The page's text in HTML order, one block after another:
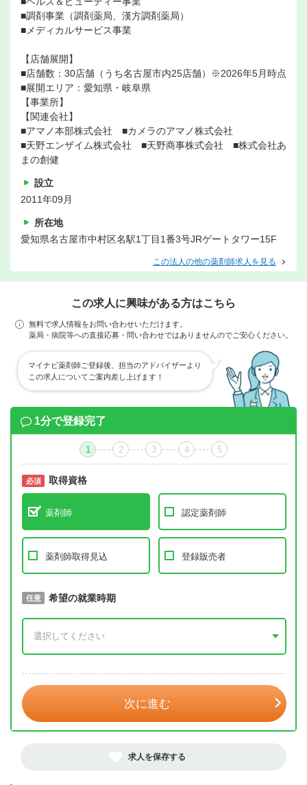
■調剤事業（調剤薬局、漢方調剤薬局）
■メディカルサービス事業
【店舗展開】
■店舗数：30店舗（うち名古屋市内25店舗）※2026年5月時点
■展開エリア：愛知県・岐阜県
【事業所】
【関連会社】
■アマノ本部株式会社 ■カメラのアマノ株式会社
■天野エンザイム株式会社 ■天野商事株式会社 ■株式会社あ
まの創健
設立
2011年09月
所在地
愛知県名古屋市中村区名駅1丁目1番3号JRゲートタワー15F
この法人の他の薬剤師求人を見る
この求人に興味がある方はこちら
無料で求人情報をお問い合わせいただけます。
薬局・病院等への直接応募・問い合わせではありませんのでご安心ください。
マイナビ薬剤師ご登録後、担当のアドバイザーより
この求人についてご案内差し上げます！
1分で登録完了
1 2 3 4 5
必須 取得資格
薬剤師 認定薬剤師
薬剤師取得見込 登録販売者
必須 取得予定年
任意 希望の就業時期
次に進む
求人を保存する